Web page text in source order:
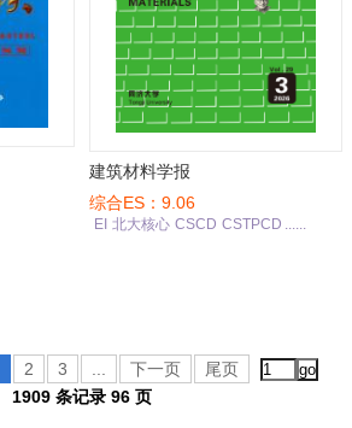
建筑材料学报
综合ES：9.06
EI 北大核心 CSCD CSTPCD
2 3 下一页
尾页
1909 条记录 96 页